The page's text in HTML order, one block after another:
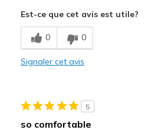
Durable
Stylish
Travel
Est-ce que cet avis est utile?
0 0
Signaler cet avis
5
so comfortable